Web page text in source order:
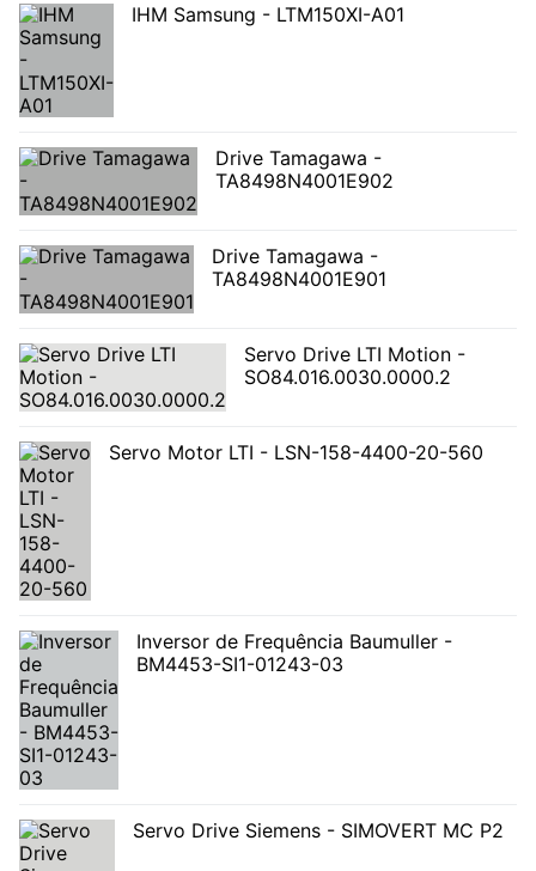
IHM Samsung - LTM150XI-A01
Drive Tamagawa -
TA8498N4001E902
Drive Tamagawa -
TA8498N4001E901
Servo Drive LTI Motion -
SO84.016.0030.0000.2
Servo Motor LTI - LSN-158-4400-20-560
Inversor de Frequência Baumuller -
BM4453-SI1-01243-03
Servo Drive Siemens - SIMOVERT MC P2